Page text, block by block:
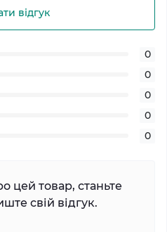
відгук
0
0
0
0
0
цей товар, станьте
свій відгук.